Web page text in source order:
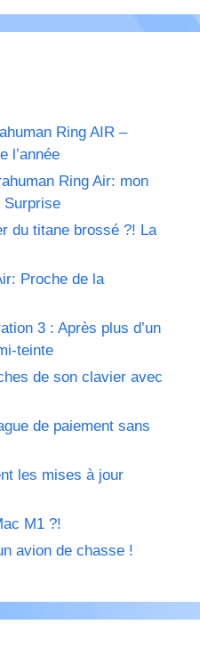
Ring AIR –
l’année
Ring Air: mon
Surprise
du titane brossé ?! La
Proche de la
3 : Après plus d’un
teinte
de son clavier avec
de paiement sans
les mises à jour
M1 ?!
avion de chasse !